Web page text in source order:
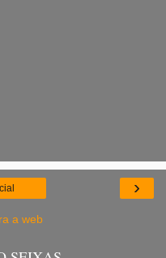
›
a web